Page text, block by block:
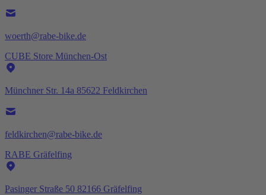
woerth@rabe-bike.de
CUBE Store München-Ost
Münchner Str. 14a 85622 Feldkirchen
feldkirchen@rabe-bike.de
RABE Gräfelfing
Pasinger Straße 50 82166 Gräfelfing